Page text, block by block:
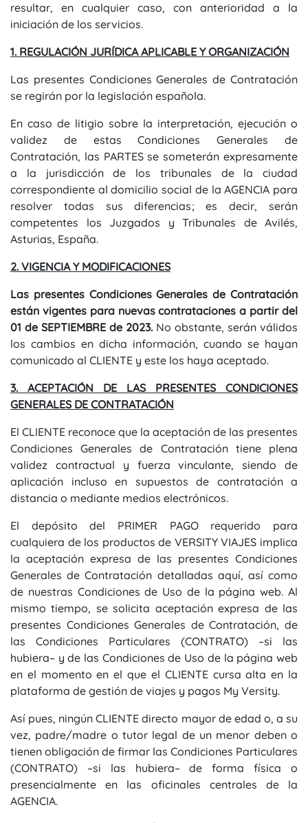
resultar, en cualquier caso, con anterioridad a la
iniciación de los servicios.
1. REGULACIÓN JURÍDICA APLICABLE Y ORGANIZACIÓN
Las presentes Condiciones Generales de Contratación
se regirán por la legislación española.
En caso de litigio sobre la interpretación, ejecución o
validez de estas Condiciones Generales de
Contratación, las PARTES se someterán expresamente
a la jurisdicción de los tribunales de la ciudad
correspondiente al domicilio social de la AGENCIA para
resolver todas sus diferencias; es decir, serán
competentes los Juzgados y Tribunales de Avilés,
Asturias, España.
2. VIGENCIA Y MODIFICACIONES
Las presentes Condiciones Generales de Contratación
están vigentes para nuevas contrataciones a partir del
01 de SEPTIEMBRE de 2023. No obstante, serán válidos
los cambios en dicha información, cuando se hayan
comunicado al CLIENTE y este los haya aceptado.
3. ACEPTACIÓN DE LAS PRESENTES CONDICIONES
GENERALES DE CONTRATACIÓN
El CLIENTE reconoce que la aceptación de las presentes
Condiciones Generales de Contratación tiene plena
validez contractual y fuerza vinculante, siendo de
aplicación incluso en supuestos de contratación a
distancia o mediante medios electrónicos.
El depósito del PRIMER PAGO requerido para
cualquiera de los productos de VERSITY VIAJES implica
la aceptación expresa de las presentes Condiciones
Generales de Contratación detalladas aquí, así como
de nuestras Condiciones de Uso de la página web. Al
mismo tiempo, se solicita aceptación expresa de las
presentes Condiciones Generales de Contratación, de
las Condiciones Particulares (CONTRATO) –si las
hubiera– y de las Condiciones de Uso de la página web
en el momento en el que el CLIENTE cursa alta en la
plataforma de gestión de viajes y pagos My Versity.
Así pues, ningún CLIENTE directo mayor de edad o, a su
vez, padre/madre o tutor legal de un menor deben o
tienen obligación de firmar las Condiciones Particulares
(CONTRATO) –si las hubiera– de forma física o
presencialmente en las oficinales centrales de la
AGENCIA.